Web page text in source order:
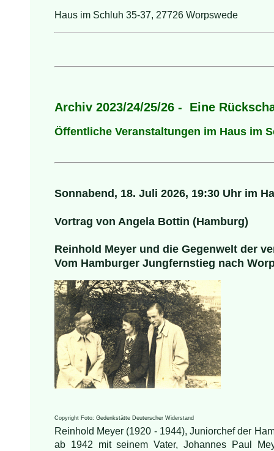
Haus im Schluh 35-37, 27726 Worpswede
Archiv 2023/24/25/26 - Eine
Öffentliche Veranstaltungen im Haus im
Sonnabend, 18. Juli 2026, 19:30 Uhr im
Vortrag von Angela Bottin (Hamburg)
Reinhold Meyer und die Gegenwelt der
Vom Hamburger Jungfernstieg nach
Copyright Foto: Gedenkstätte Deuterscher Widerstand
Reinhold Meyer (1920 - 1944), Juniorchef der
ab 1942 mit seinem Vater, Johannes Paul